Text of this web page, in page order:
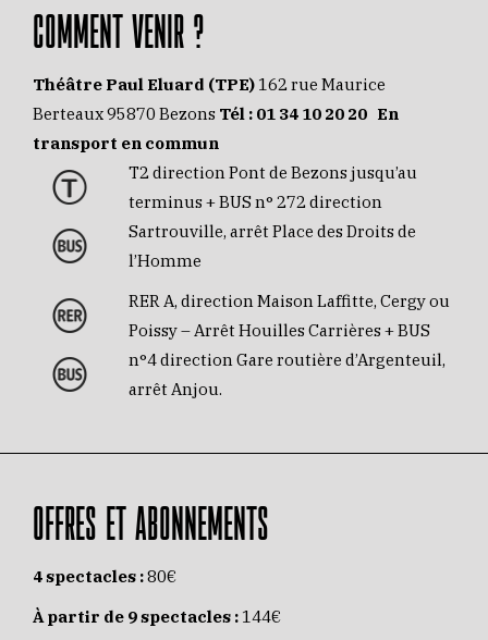
COMMENT VENIR ?
Théâtre Paul Eluard (TPE) 162 rue Maurice
Berteaux 95870 Bezons Tél : 01 34 10 20 20 En
transport en commun
T2 direction Pont de Bezons jusqu’au
terminus + BUS n° 272 direction
Sartrouville, arrêt Place des Droits de
l’Homme
RER A, direction Maison Laffitte, Cergy ou
Poissy – Arrêt Houilles Carrières + BUS
n°4 direction Gare routière d’Argenteuil,
arrêt Anjou.
OFFRES ET ABONNEMENTS
4 spectacles :80€
À partir de 9 spectacles : 144€